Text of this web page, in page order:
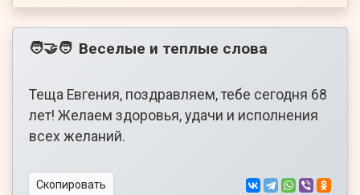
🧑‍🤝‍🧑 Веселые и теплые слова
Теща Евгения, поздравляем, тебе сегодня 68
лет! Желаем здоровья, удачи и исполнения
всех желаний.
Скопировать